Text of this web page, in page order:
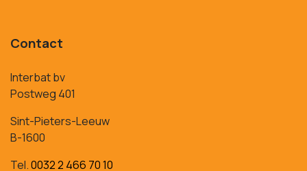
Contact
Interbat bv
Postweg 401
Sint-Pieters-Leeuw
B-1600
Tel.0032 2 466 70 10